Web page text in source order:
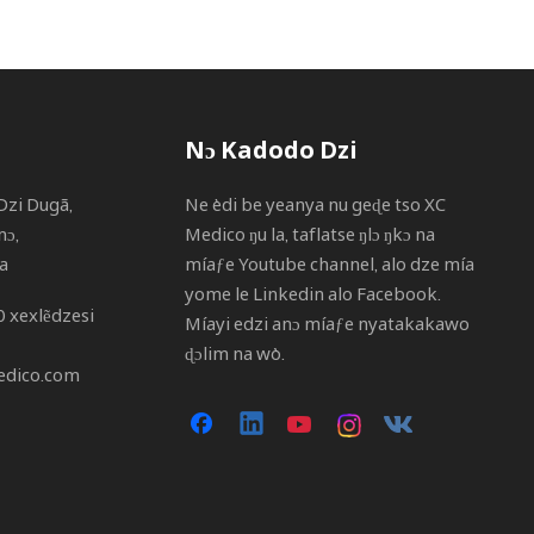
Dugã,
xexlẽdzesi
Nɔ Kadodo Dzi
Ne èdi be yeanya nu geɖe tso XC
Medico ŋu la, taflatse ŋlɔ ŋkɔ na
míaƒe Youtube channel, alo dze mía
yome le Linkedin alo Facebook.
Míayi edzi anɔ míaƒe nyatakakawo
ɖɔlim na wò.